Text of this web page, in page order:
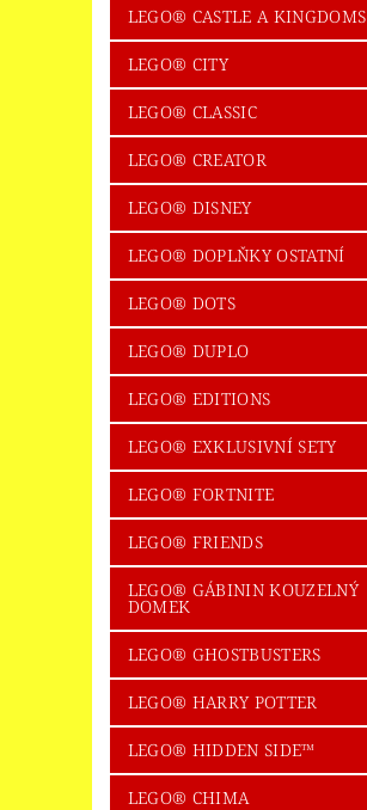
LEGO® CASTLE A KINGDOMS
LEGO® CITY
LEGO® CLASSIC
LEGO® CREATOR
LEGO® DISNEY
LEGO® DOPLŇKY OSTATNÍ
LEGO® DOTS
LEGO® DUPLO
LEGO® EDITIONS
LEGO® EXKLUSIVNÍ SETY
LEGO® FORTNITE
LEGO® FRIENDS
LEGO® GÁBININ KOUZELNÝ
DOMEK
LEGO® GHOSTBUSTERS
LEGO® HARRY POTTER
LEGO® HIDDEN SIDE™
LEGO® CHIMA